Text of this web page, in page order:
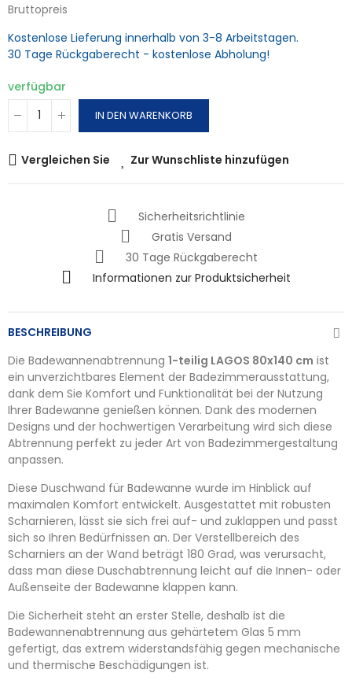
Bruttopreis
Kostenlose Lieferung innerhalb von 3-8 Arbeitstagen.
30 Tage Rückgaberecht - kostenlose Abholung!
verfügbar
IN DEN WARENKORB
Vergleichen Sie Zur Wunschliste hinzufügen
Sicherheitsrichtlinie
Gratis Versand
30 Tage Rückgaberecht
Informationen zur Produktsicherheit
BESCHREIBUNG
Die Badewannenabtrennung 1-teilig LAGOS 80x140 cm ist
ein unverzichtbares Element der Badezimmerausstattung,
dank dem Sie Komfort und Funktionalität bei der Nutzung
Ihrer Badewanne genießen können. Dank des modernen
Designs und der hochwertigen Verarbeitung wird sich diese
Abtrennung perfekt zu jeder Art von Badezimmergestaltung
anpassen.
Diese Duschwand für Badewanne wurde im Hinblick auf
maximalen Komfort entwickelt. Ausgestattet mit robusten
Scharnieren, lässt sie sich frei auf- und zuklappen und passt
sich so Ihren Bedürfnissen an. Der Verstellbereich des
Scharniers an der Wand beträgt 180 Grad, was verursacht,
dass man diese Duschabtrennung leicht auf die Innen- oder
Außenseite der Badewanne klappen kann.
Die Sicherheit steht an erster Stelle, deshalb ist die
Badewannenabtrennung aus gehärtetem Glas 5 mm
gefertigt, das extrem widerstandsfähig gegen mechanische
und thermische Beschädigungen ist.